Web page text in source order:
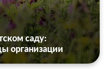
саду:
организации